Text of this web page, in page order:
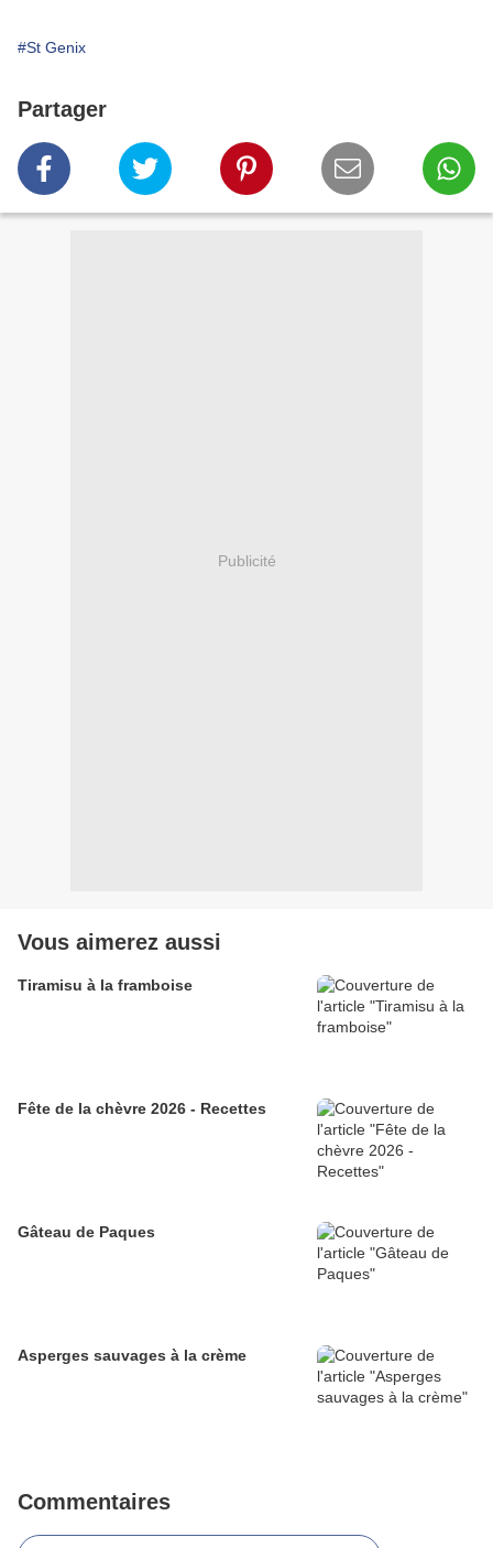
#St Genix
Partager
Publicité
Vous aimerez aussi
Tiramisu à la framboise
Fête de la chèvre 2026 - Recettes
Gâteau de Paques
Asperges sauvages à la crème
Commentaires